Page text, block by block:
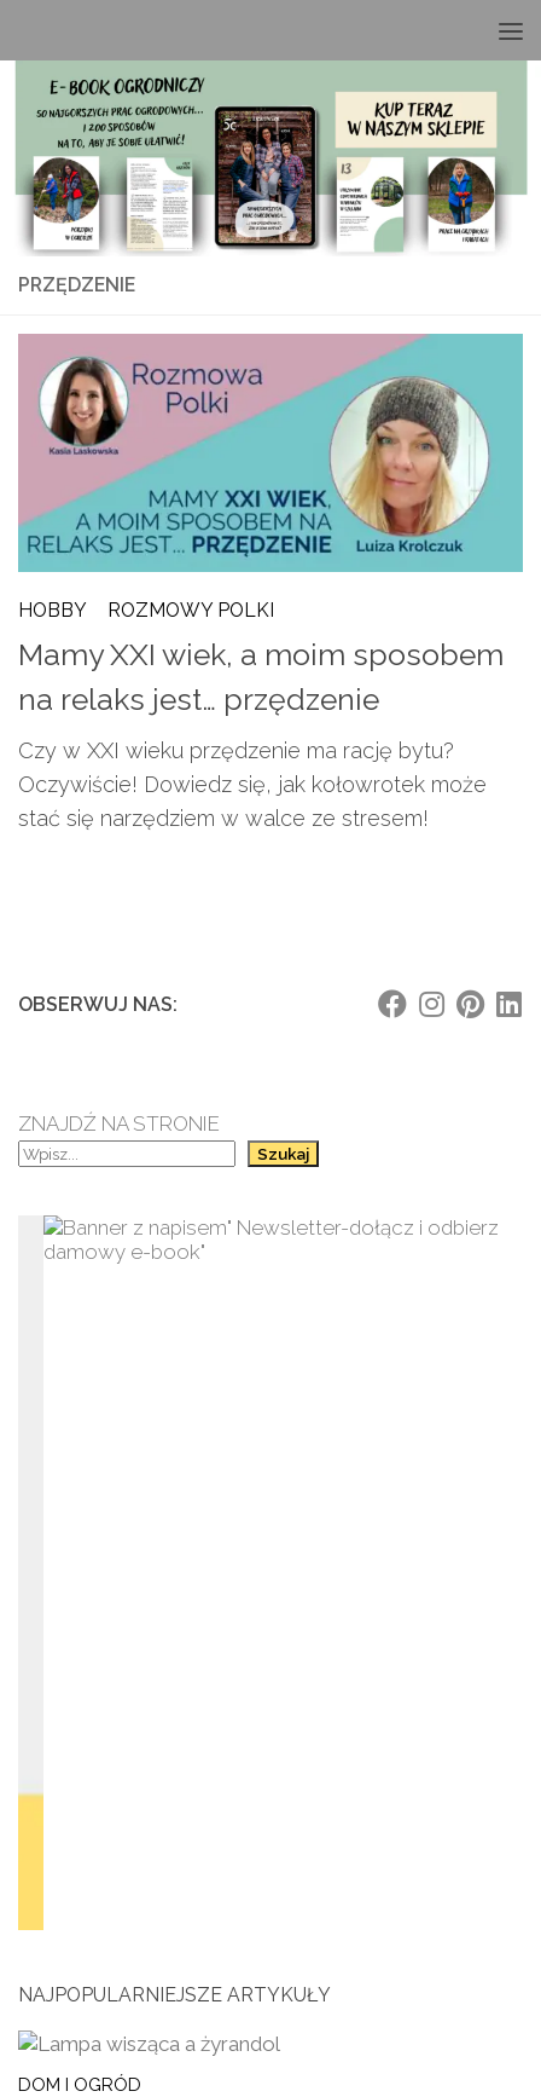
PRZĘDZENIE
HOBBY ROZMOWY POLKI
Mamy XXI wiek, a moim sposobem
na relaks jest… przędzenie
Czy w XXI wieku przędzenie ma rację bytu?
Oczywiście! Dowiedz się, jak kołowrotek może
stać się narzędziem w walce ze stresem!
OBSERWUJ NAS:
ZNAJDŹ NA STRONIE
Szukaj
NAJPOPULARNIEJSZE ARTYKUŁY
DOM I OGRÓD